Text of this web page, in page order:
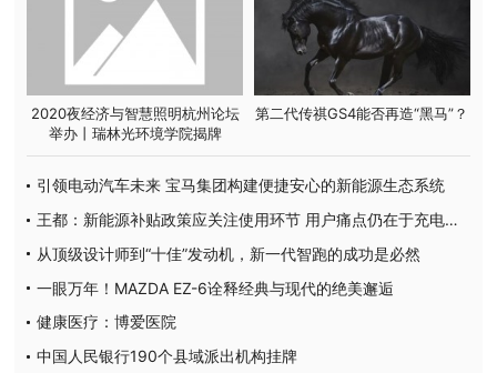
2020夜经济与智慧照明杭州论坛
举办丨瑞林光环境学院揭牌
第二代传祺GS4能否再造“黑马”？
引领电动汽车未来 宝马集团构建便捷安心的新能源生态系统
王都：新能源补贴政策应关注使用环节 用户痛点仍在于充电体验
从顶级设计师到“十佳”发动机，新一代智跑的成功是必然
一眼万年！MAZDA EZ-6诠释经典与现代的绝美邂逅
健康医疗：博爱医院
中国人民银行190个县域派出机构挂牌